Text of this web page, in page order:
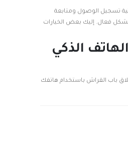
تسجيل الوصول ومتابعة
فعال. إليك بعض الخيارات
باب القراش باستخدام هاتفك